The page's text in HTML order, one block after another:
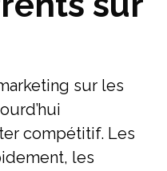
sur les
compétitif. Les
les